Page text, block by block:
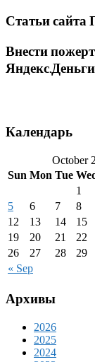
Статьи сайта
Внести
Яндекс.Деньги
Календарь
October
Sun Mon Tue
« Sep
1
5
6 7 8
12
13 14 15
19
20 21 22
26
27 28 29
Архивы
2026
2025
2024